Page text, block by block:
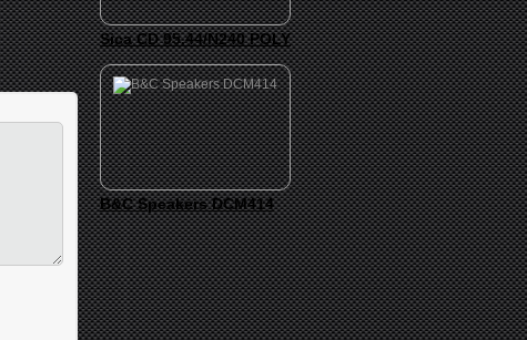
Sica CD 95.44/N240 POLY
B&C Speakers DCM414